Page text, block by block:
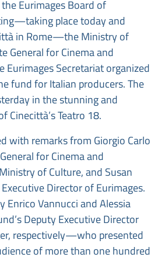
Eurimages Board of
place today and
in Rome—the Ministry of
General for Cinema and
Eurimages Secretariat organized
fund for Italian producers. The
in the stunning and
Cinecittà’s Teatro 18.
with remarks from Giorgio Carlo
for Cinema and
of Culture, and Susan
Director of Eurimages.
Enrico Vannucci and Alessia
Deputy Executive Director
respectively—who presented
of more than one hundred